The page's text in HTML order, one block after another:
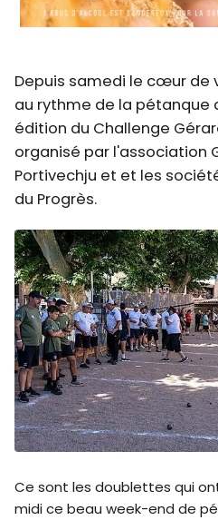
Depuis samedi le cœur de
au rythme de la pétanque
édition du Challenge
organisé par l'association
Portivechju et et les
du Progrès.
Ce sont les doublettes qui
midi ce beau week-end de